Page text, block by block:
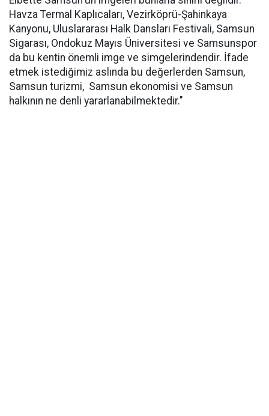
Havza Termal Kaplıcaları, Vezirköprü-Şahinkaya
Kanyonu, Uluslararası Halk Dansları Festivali, Samsun
Sigarası, Ondokuz Mayıs Üniversitesi ve Samsunspor
da bu kentin önemli imge ve simgelerindendir. İfade
etmek istediğimiz aslında bu değerlerden Samsun,
Samsun turizmi, Samsun ekonomisi ve Samsun
halkının ne denli yararlanabilmektedir."